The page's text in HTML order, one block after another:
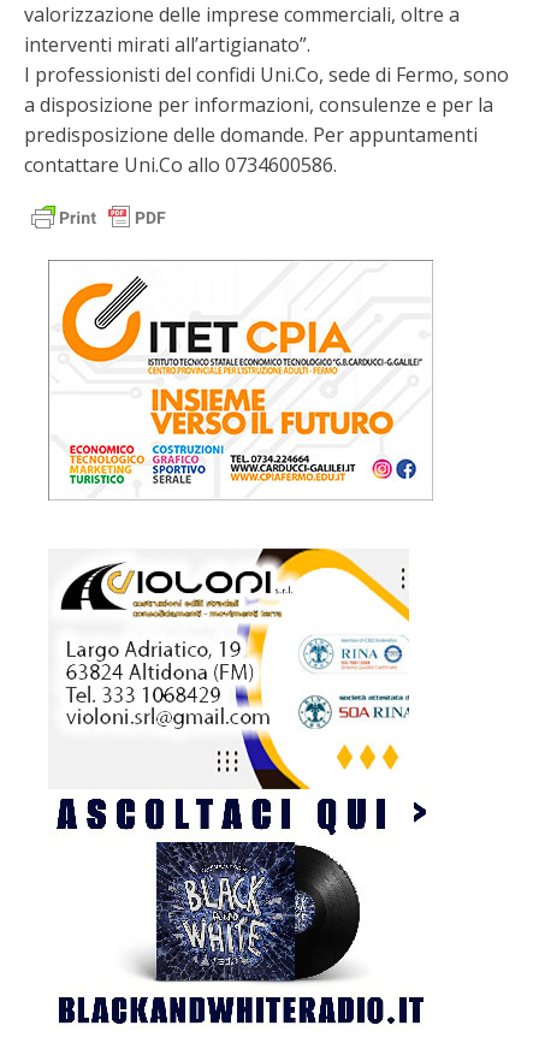
valorizzazione delle imprese commerciali, oltre a
interventi mirati all’artigianato”.
I professionisti del confidi Uni.Co, sede di Fermo, sono
a disposizione per informazioni, consulenze e per la
predisposizione delle domande. Per appuntamenti
contattare Uni.Co allo 0734600586.